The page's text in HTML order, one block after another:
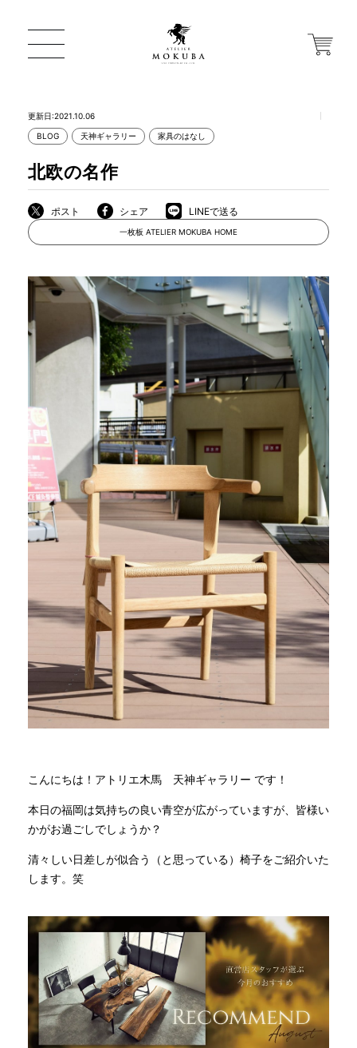
店舗から探す
MOKUBA について
商品情報
直営店
イベント
WEBカタログ
全商品一覧
新入荷情報
納品事例
MOKUBA CHANNEL
よくあるご質問
お問い合わせ
更新日:2021.10.06
BLOG 天神ギャラリー 家具のはなし
北欧の名作
ポスト シェア LINEで送る
一枚板 ATELIER MOKUBA HOME
こんにちは！アトリエ木馬 天神ギャラリー です！
本日の福岡は気持ちの良い青空が広がっていますが、皆様い
かがお過ごしでしょうか？
清々しい日差しが似合う（と思っている）椅子をご紹介いた
します。笑